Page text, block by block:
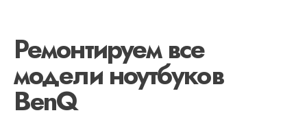
Ремонтируем все
модели ноутбуков
BenQ